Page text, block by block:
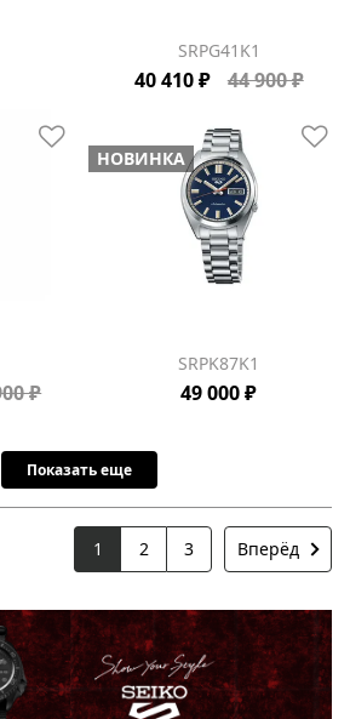
SRPG41K1
40 410 ₽ 44 900 ₽
₽
НОВИНКА
SRPK87K1
49 000 ₽
Показать еще
1 2 3 Вперёд